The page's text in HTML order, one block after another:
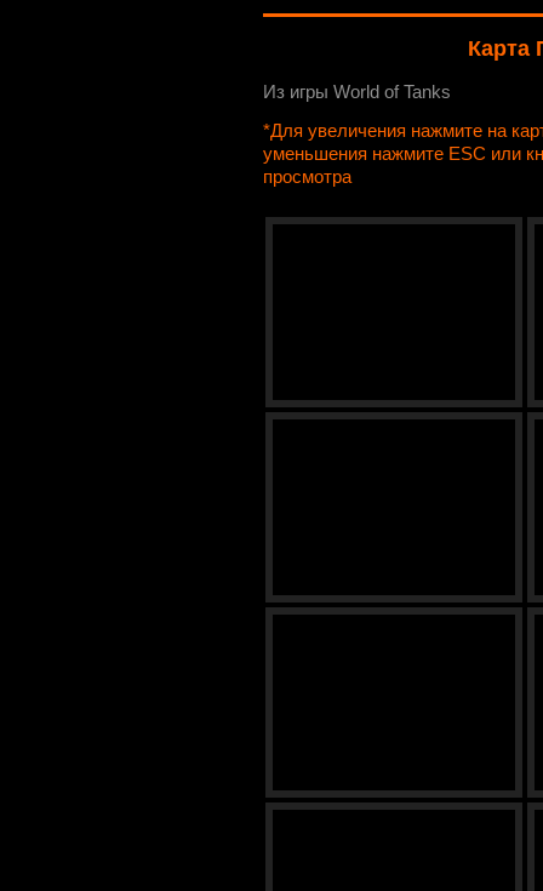
Карта
Из игры World of Tanks
*Для увеличения нажмите на
уменьшения нажмите ESC или
просмотра